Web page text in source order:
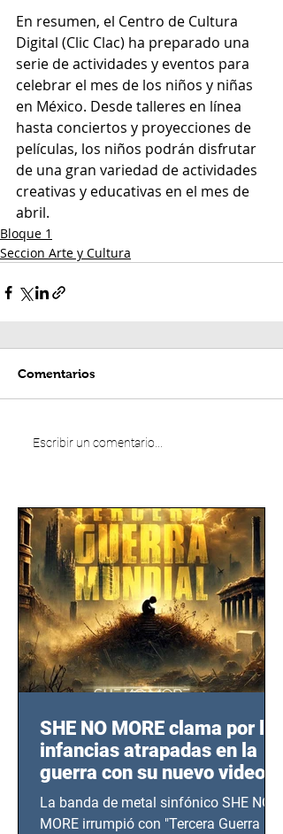
En resumen, el Centro de Cultura
Digital (Clic Clac) ha preparado una
serie de actividades y eventos para
celebrar el mes de los niños y niñas
en México. Desde talleres en línea
hasta conciertos y proyecciones de
películas, los niños podrán disfrutar
de una gran variedad de actividades
creativas y educativas en el mes de
abril.
Bloque 1
Seccion Arte y Cultura
Comentarios
Escribir un comentario...
SHE NO MORE clama por las
infancias atrapadas en la
guerra con su nuevo video
TERCERA GUERRA
MUNDIAL
La banda de metal sinfónico SHE NO
MORE irrumpió con "Tercera Guerra